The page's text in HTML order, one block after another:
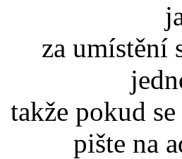
za umístění
takže pokud
pište na